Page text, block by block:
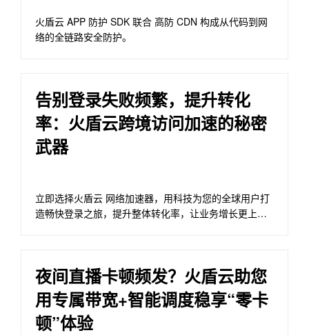
火盾云 APP 防护 SDK 联合 高防 CDN 构成从代码到网
络的全链路安全防护。
告别登录失败频繁，提升转化
率：火盾云跨境访问加速的秘密
武器
立即选择火盾云 网络加速器，用科技为您的全球用户打
造畅快登录之旅，提升整体转化率，让业务增长更上一
夜间直播卡顿频发？火盾云助您
用专属带宽+智能调度稳享“零卡
顿”体验